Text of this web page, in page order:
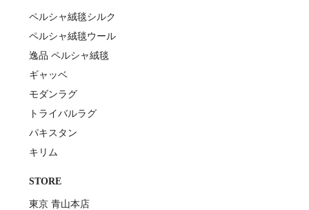
ペルシャ絨毯シルク
ペルシャ絨毯ウール
逸品 ペルシャ絨毯
ギャッベ
モダンラグ
トライバルラグ
パキスタン
キリム
STORE
東京 青山本店